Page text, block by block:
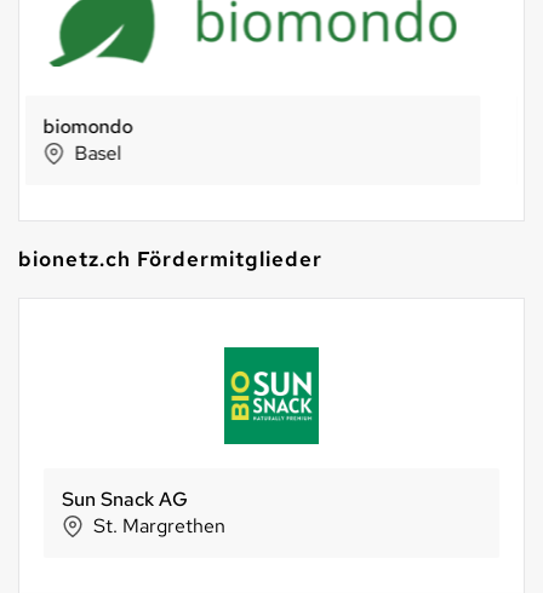
bio-familia AG
Sachseln
bionetz.ch Fördermitglieder
BIO SUISSE
Basel